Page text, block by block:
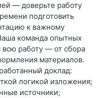
— доверьте работу
подготовить
к важному
команда опытных
всю работу — от сбора
материалов.
доклад:
логикой изложения;
источники;